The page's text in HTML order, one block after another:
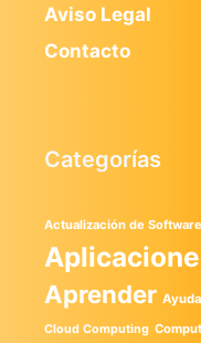
Aviso Legal
Contacto
Categorías
Actualización de Software
Aprender
Cloud Computing